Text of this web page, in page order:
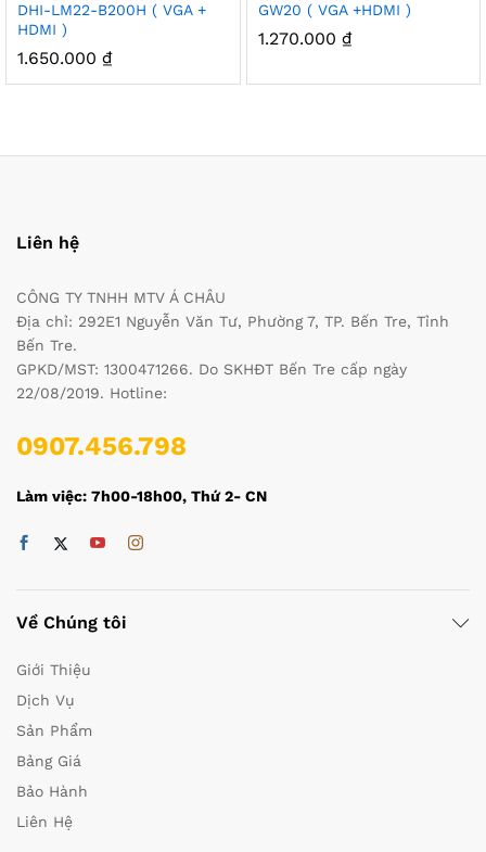
DHI-LM22-B200H ( VGA +
HDMI )
1.650.000 ₫
GW20 ( VGA +HDMI )
1.270.000 ₫
Liên hệ
CÔNG TY TNHH MTV Á CHÂU
Địa chỉ: 292E1 Nguyễn Văn Tư, Phường 7, TP. Bến Tre, Tỉnh
Bến Tre.
GPKD/MST: 1300471266. Do SKHĐT Bến Tre cấp ngày
22/08/2019. Hotline:
0907.456.798
Làm việc: 7h00-18h00, Thứ 2- CN
Về Chúng tôi
Giới Thiệu
Dịch Vụ
Sản Phẩm
Bảng Giá
Bảo Hành
Liên Hệ